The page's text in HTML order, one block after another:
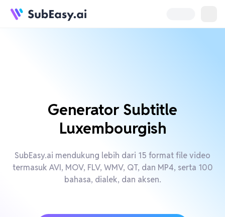
Generator Subtitle
Luxembourgish
SubEasy.ai mendukung lebih dari 15 format file video
termasuk AVI, MOV, FLV, WMV, QT, dan MP4, serta 100
bahasa, dialek, dan aksen.